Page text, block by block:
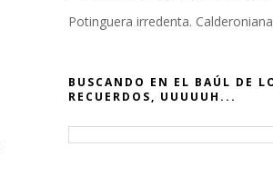
Potinguera irredenta.
BUSCANDO EN EL BAÚL DE
RECUERDOS, UUUUUH...